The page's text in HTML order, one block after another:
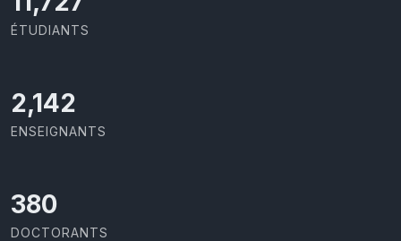
ÉTUDIANTS
2,142
ENSEIGNANTS
403
DOCTORANTS